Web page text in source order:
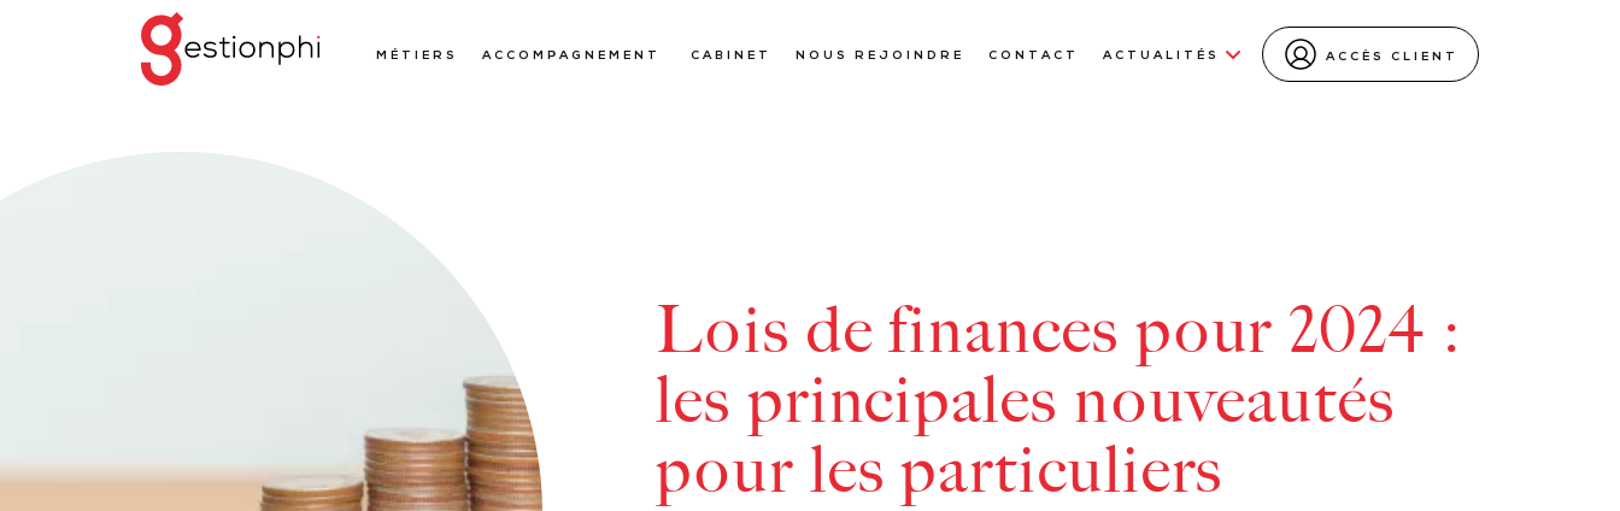
MÉTIERS ACCOMPAGNEMENT CABINET NOUS REJOINDRE CONTACT ACTUALITÉS ACCÈS CLIENT
Lois de finances pour 2024 :
les principales nouveautés
pour les particuliers